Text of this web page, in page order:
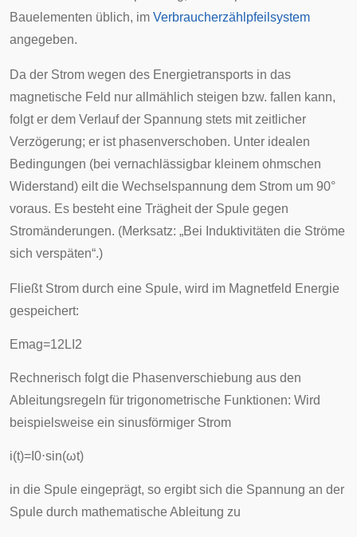
Bauelementen üblich, im Verbraucherzählpfeilsystem
angegeben.
Da der Strom wegen des Energietransports in das
magnetische Feld nur allmählich steigen bzw. fallen kann,
folgt er dem Verlauf der Spannung stets mit zeitlicher
Verzögerung; er ist phasenverschoben. Unter idealen
Bedingungen (bei vernachlässigbar kleinem ohmschen
Widerstand) eilt die Wechselspannung dem Strom um 90°
voraus. Es besteht eine Trägheitder Spule gegen
Stromänderungen. (Merksatz: „Bei Induktivitäten die Ströme
sich verspäten“.)
Fließt Strom durch eine Spule, wird im Magnetfeld Energie
gespeichert:
Emag=12 L 2
Rechnerisch folgt die Phasenverschiebung aus den
Ableitungsregeln für trigonometrische Funktionen: Wird
beispielsweise ein sinusförmiger Strom
i(t)= 0⋅sin(ωt)
in die Spule eingeprägt, so ergibt sich die Spannung an der
Spule durch mathematische Ableitung zu